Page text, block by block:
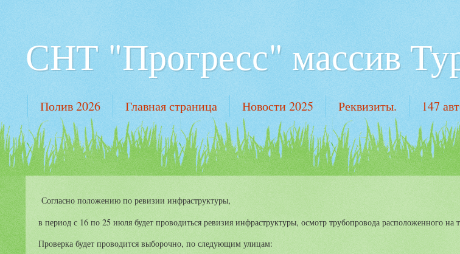
СНТ "Прогресс" массив
Полив 2026 Главная страница Новости 2025 Реквизиты. 147
Согласно положению по ревизии инфраструктуры,
в период с 16 по 25 июля будет проводиться ревизия инфраструктуры, осмотр трубопровода расположенного на
Проверка будет проводится выборочно, по следующим улицам: